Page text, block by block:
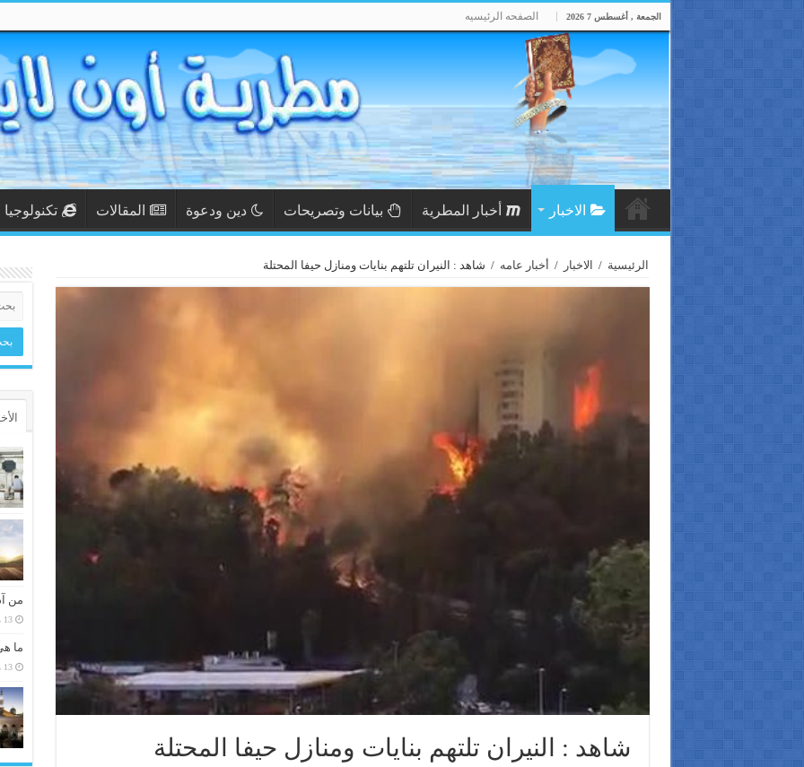
الجمعة , أغسطس 7 2026 الصفحه الرئيسيه
الاخبار أخبار المطرية بيانات وتصريحات دين ودعوة المقالات تكنولوجيا
الرئيسية / الاخبار / أخبار عامه / شاهد : النيران تلتهم بنايات ومنازل حيفا المحتلة
شاهد : النيران تلتهم بنايات ومنازل حيفا المحتلة
من
13 مارس، 2026
ما
13 مارس، 2026